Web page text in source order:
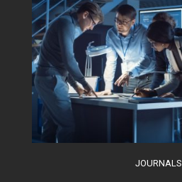
JOURNALS